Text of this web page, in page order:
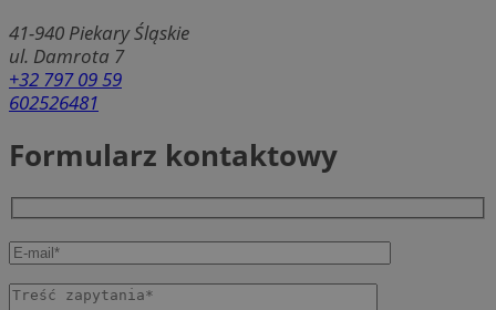
41-940 Piekary Śląskie
ul. Damrota 7
+32 797 09 59
602526481
Formularz kontaktowy